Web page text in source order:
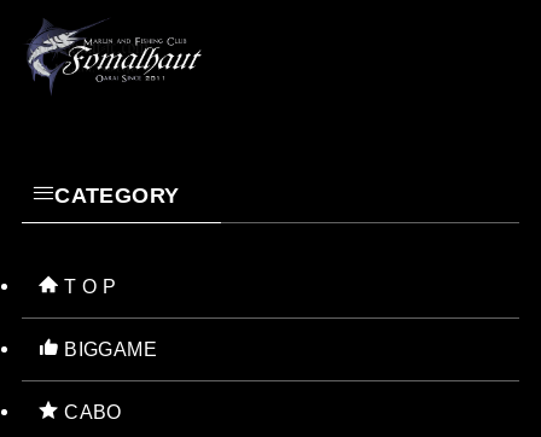
CATEGORY
T O P
BIGGAME
CABO